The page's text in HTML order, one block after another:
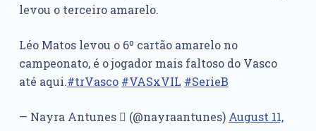
levou o terceiro amarelo.
Léo Matos levou o 6º cartão amarelo no
campeonato, é o jogador mais faltoso do Vasco
até aqui.#trVasco #VASxVIL #SerieB
— Nayra Antunes  (@nayraantunes) August 11,